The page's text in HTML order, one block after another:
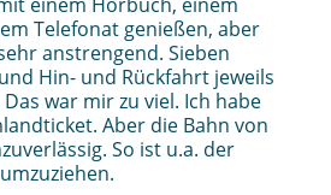
Telefonat genießen, aber
anstrengend. Sieben
Hin- und Rückfahrt jeweils
war mir zu viel. Ich habe
Aber die Bahn von
So ist u.a. der